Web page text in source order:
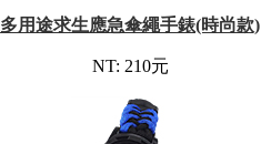
多用途求生應急傘繩手錶(時尚款)
NT: 210元